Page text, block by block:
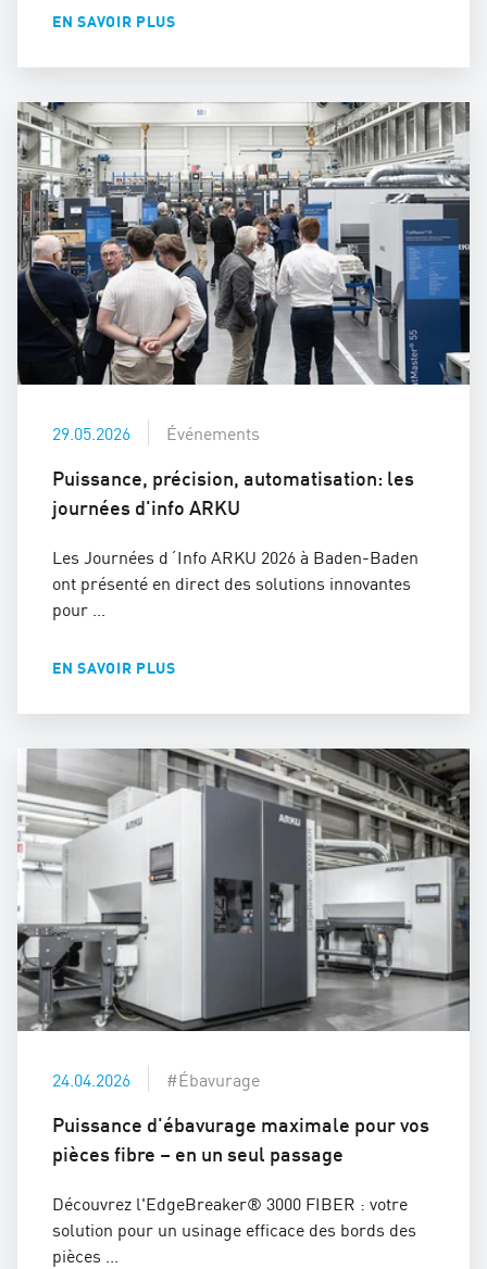
EN SAVOIR PLUS
29.05.2026 Événements
Puissance, précision, automatisation: les
journées d'info ARKU
Les Journées d´Info ARKU 2026 à Baden-Baden
ont présenté en direct des solutions innovantes
pour ...
EN SAVOIR PLUS
24.04.2026 #Ébavurage
Puissance d'ébavurage maximale pour vos
pièces fibre – en un seul passage
Découvrez l'EdgeBreaker® 3000 FIBER : votre
solution pour un usinage efficace des bords des
pièces ...